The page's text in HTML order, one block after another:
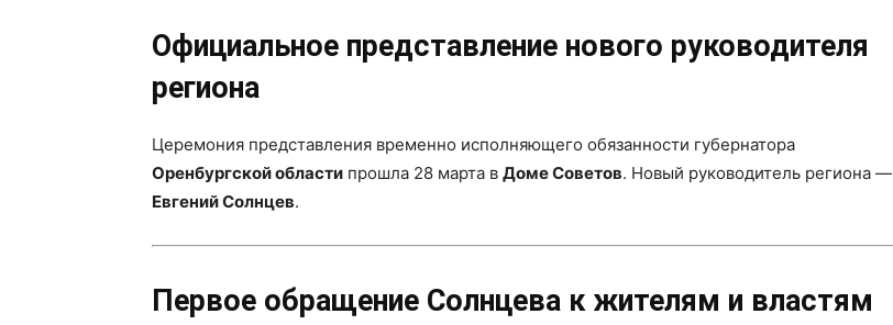
Официальное представление нового руководителя
региона
Церемония представления временно исполняющего обязанности губернатора
Оренбургской области прошла 28 марта в Доме Советов. Новый руководитель региона —
Евгений Солнцев.
Первое обращение Солнцева к жителям и властям